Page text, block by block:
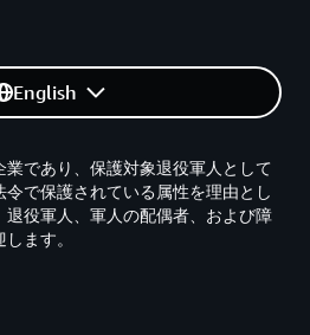
English
であり、保護対象退役軍人として
で保護されている属性を理由とし
役軍人、軍人の配偶者、および障
ます。